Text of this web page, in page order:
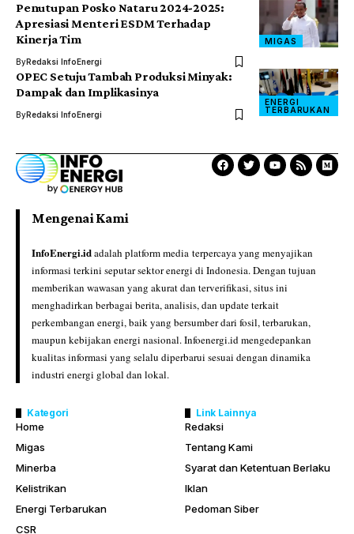
MIGAS
Penutupan Posko Nataru 2024-2025:
Apresiasi Menteri ESDM Terhadap
Kinerja Tim
ByRedaksi InfoEnergi
ENERGI
TERBARUKAN
OPEC Setuju Tambah Produksi Minyak:
Dampak dan Implikasinya
ByRedaksi InfoEnergi
Mengenai Kami
InfoEnergi.idadalah platform media terpercaya yang menyajikan
informasi terkini seputar sektor energi di Indonesia. Dengan tujuan
memberikan wawasan yang akurat dan terverifikasi, situs ini
menghadirkan berbagai berita, analisis, dan update terkait
perkembangan energi, baik yang bersumber dari fosil, terbarukan,
maupun kebijakan energi nasional. Infoenergi.id mengedepankan
kualitas informasi yang selalu diperbarui sesuai dengan dinamika
industri energi global dan lokal.
Kategori
Home
Migas
Minerba
Kelistrikan
Energi Terbarukan
CSR
Link Lainnya
Redaksi
Tentang Kami
Syarat dan Ketentuan Berlaku
Iklan
Pedoman Siber